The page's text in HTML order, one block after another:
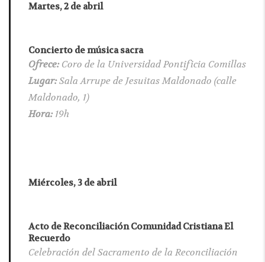
Martes, 2 de abril
Concierto de música sacra
Ofrece:Coro de la Universidad Pontificia Comillas
Lugar:Sala Arrupe de Jesuitas Maldonado (calle
Maldonado, 1)
Hora:19h
Miércoles, 3 de abril
Acto de Reconciliación Comunidad Cristiana El
Recuerdo
Celebración del Sacramento de la Reconciliación